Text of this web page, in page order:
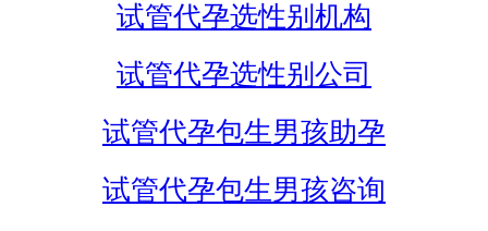
试管代孕选性别机构
试管代孕选性别公司
试管代孕包生男孩助孕
试管代孕包生男孩咨询